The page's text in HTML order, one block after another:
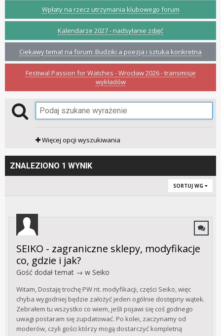
Wpłaty na rzecz utrzymania klubowego forum
Kalendarze 2027 - nadsyłanie zdjęć
Ciekawy temat na forum: Budziki a poezja i sztuka konkretna
Festiwal Passion for Watches - Wrocław 2026 - transmisje
wykładów
Więcej opcji wyszukiwania
ZNALEZIONO 1 WYNIK
SORTUJ WG
SEIKO - zagraniczne sklepy, modyfikacje
co, gdzie i jak?
Gość dodał temat → w Seiko
Witam, Dostaję trochę PW nt. modyfikacji, części Seiko, więc
chyba wygodniej będzie założyć jeden ogólnie dostępny wątek.
Zebrałem tu wszystko co wiem, jeśli pojawi się coś godnego
uwagi postaram się zupdatować. Po kolei, zaczynamy od
moderów, czyli gości którzy mogą dostarczyć kompletną